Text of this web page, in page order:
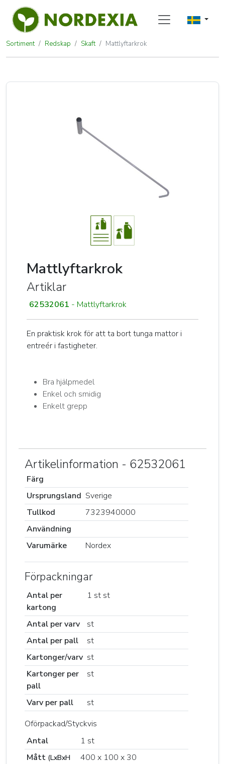
Sortiment Redskap Skaft Mattlyftarkrok
Mattlyftarkrok
Mattlyftarkrok
Artiklar
62532061 - Mattlyftarkrok
En praktisk krok för att ta bort tunga mattor i
entreér i fastigheter.
Bra hjälpmedel
Enkel och smidig
Enkelt grepp
Artikelinformation - 62532061
Färg
Ursprungsland Sverige
Tullkod
7323940000
Användning
Varumärke
Nordex
Förpackningar
Antal per
kartong
1 st st
Antal per varv
st
Antal per pall
st
Kartonger/varv st
Kartonger per
pall
st
Varv per pall
st
Oförpackad/Styckvis
Antal
1 st
Mått (LxBxH
400 x 100 x 30